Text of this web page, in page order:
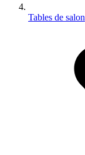
Tables de salon